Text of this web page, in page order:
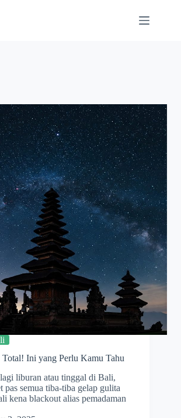
Ini yang Perlu Kamu Tahu
liburan atau tinggal di Bali,
pas semua tiba-tiba gelap gulita
kena blackout alias pemadaman